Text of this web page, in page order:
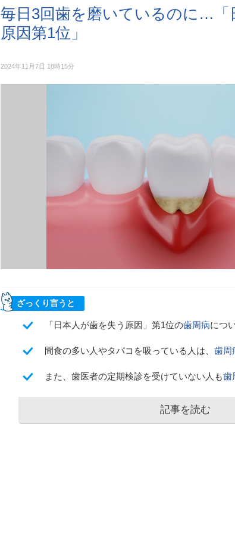
毎日3回歯を磨いているのに…「
原因第1位」
2024年11月7日 18時15分
ざっくり言うと
「日本人が歯を失う原因」第1位の歯周病につ
間食の多い人やタバコを吸っている人は、 歯周
また、歯医者の定期検診を受けていない人も歯
記事を読む